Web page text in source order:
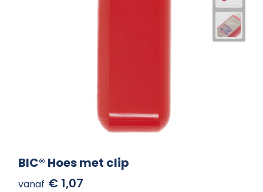
BIC® Hoes met clip
vanaf € 1,07